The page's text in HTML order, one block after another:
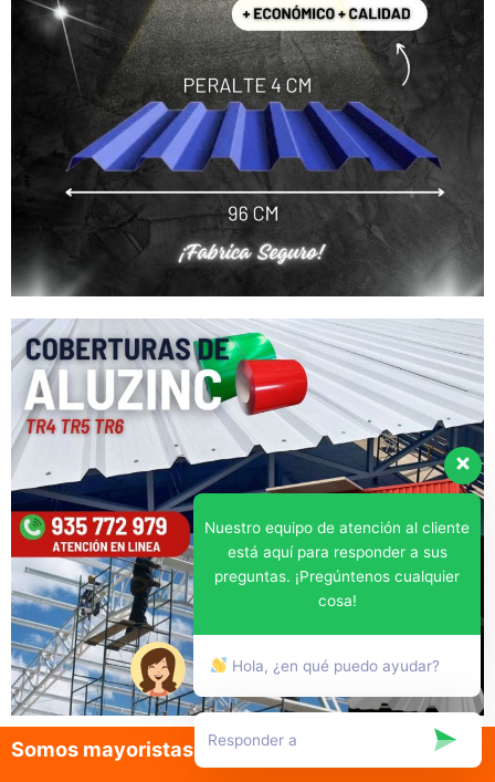
Somos mayoristas en la venta de aluzinc
Nuestro equipo de atención al cliente
está aquí para responder a sus
preguntas. ¡Pregúntenos cualquier
cosa!
Hola, ¿en qué puedo ayudar?